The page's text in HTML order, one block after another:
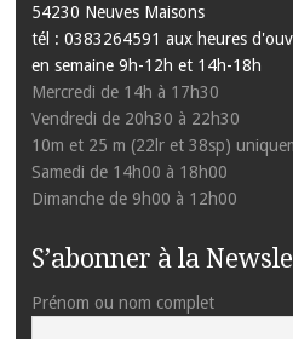
54230 Neuves Maisons
tél : 0383264591 aux heures
en semaine 9h-12h et 14h-18h
Mercredi de 14h à 17h30
Vendredi de 20h30 à 22h30
10m et 25 m (22lr et 38sp)
Samedi de 14h00 à 18h00
Dimanche de 9h00 à 12h00
S’abonner à la
Prénom ou nom complet